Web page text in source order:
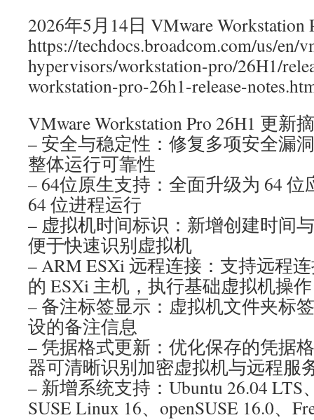
2026年5月14日 VMware Workstation
https://techdocs.broadcom.com/us/en/
hypervisors/workstation-pro/26H1/
workstation-pro-26h1-release-
VMware Workstation Pro 26H1 更新
– 安全与稳定性：修复多项安全漏
整体运行可靠性
– 64位原生支持：全面升级为 64
64 位进程运行
– 虚拟机时间标识：新增创建时间
便于快速识别虚拟机
– ARM ESXi 远程连接：支持远程
的 ESXi 主机，执行基础虚拟机操作
– 备注标签显示：虚拟机文件夹标
设的备注信息
– 凭据格式更新：优化保存的凭据
器可清晰识别加密虚拟机与远程服
– 新增系统支持：Ubuntu 26.04 LTS
SUSE Linux 16、openSUSE 16.0、